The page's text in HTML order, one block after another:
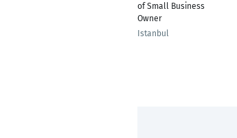
of Small Business
Owner
Istanbul